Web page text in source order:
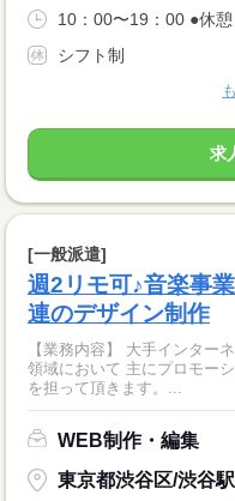
10：00〜19：00 ●休
シフト制
求
[一般派遣]
週2リモ可♪音楽事
連のデザイン制作
【業務内容】 大手インター
領域において 主にプロモー
を担って頂きます。...
WEB制作・編集
東京都渋谷区/渋谷駅